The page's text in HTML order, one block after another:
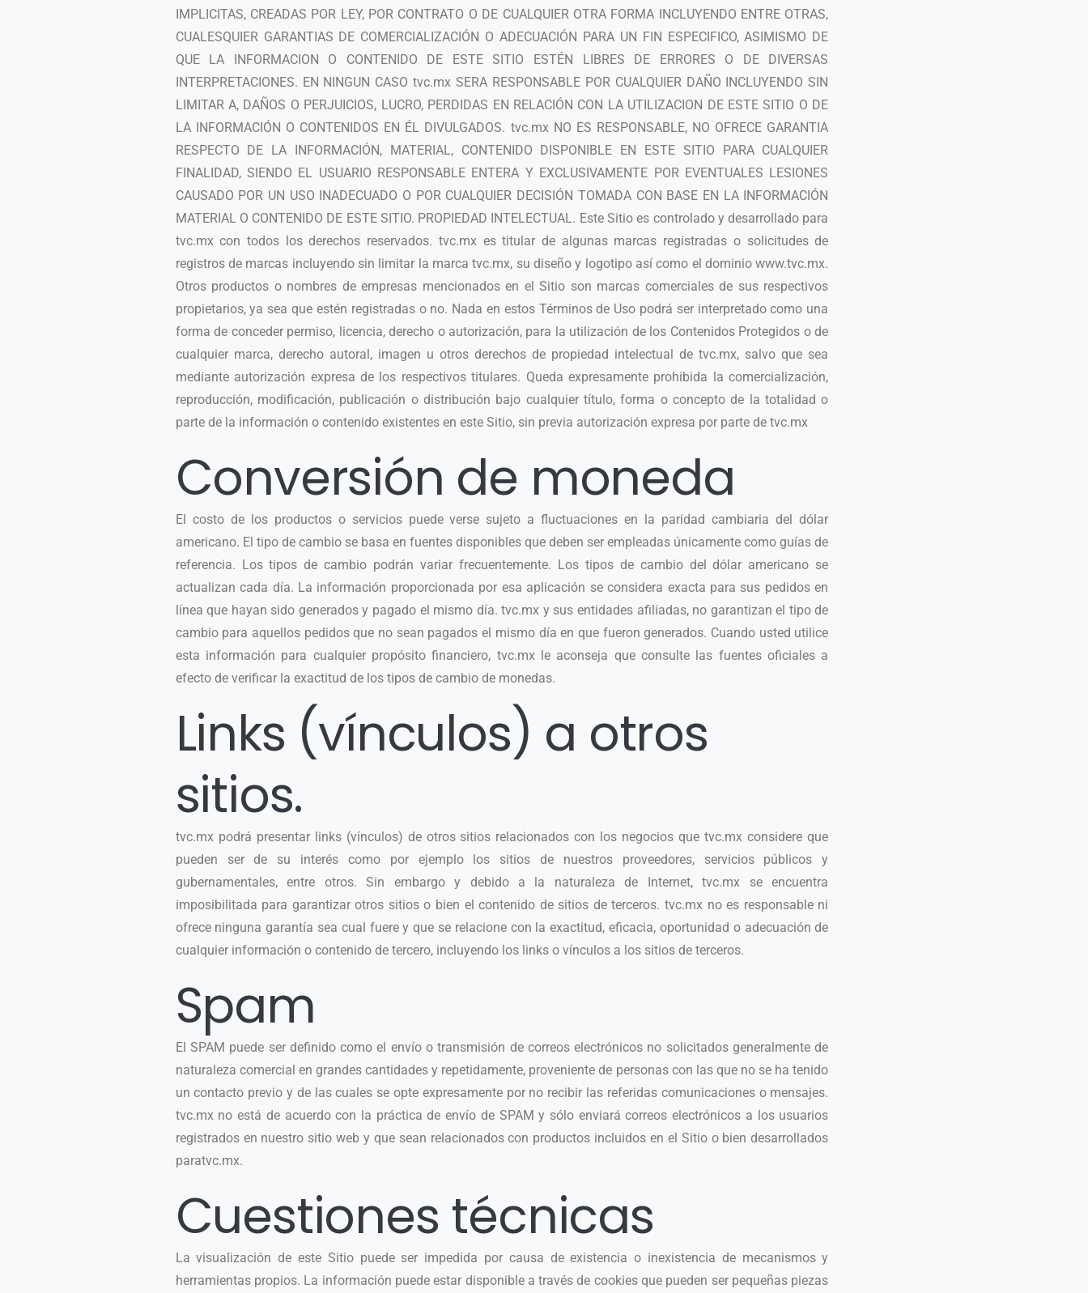
IMPLICITAS, CREADAS POR LEY, POR CONTRATO O DE CUALQUIER OTRA FORMA INCLUYENDO ENTRE OTRAS,
CUALESQUIER GARANTIAS DE COMERCIALIZACIÓN O ADECUACIÓN PARA UN FIN ESPECIFICO, ASIMISMO DE
QUE LA INFORMACION O CONTENIDO DE ESTE SITIO ESTÉN LIBRES DE ERRORES O DE DIVERSAS
INTERPRETACIONES. EN NINGUN CASO tvc.mx SERA RESPONSABLE POR CUALQUIER DAÑO INCLUYENDO SIN
LIMITAR A, DAÑOS O PERJUICIOS, LUCRO, PERDIDAS EN RELACIÓN CON LA UTILIZACION DE ESTE SITIO O DE
LA INFORMACIÓN O CONTENIDOS EN ÉL DIVULGADOS. tvc.mx NO ES RESPONSABLE, NO OFRECE GARANTIA
RESPECTO DE LA INFORMACIÓN, MATERIAL, CONTENIDO DISPONIBLE EN ESTE SITIO PARA CUALQUIER
FINALIDAD, SIENDO EL USUARIO RESPONSABLE ENTERA Y EXCLUSIVAMENTE POR EVENTUALES LESIONES
CAUSADO POR UN USO INADECUADO O POR CUALQUIER DECISIÓN TOMADA CON BASE EN LA INFORMACIÓN
MATERIAL O CONTENIDO DE ESTE SITIO. PROPIEDAD INTELECTUAL. Este Sitio es controlado y desarrollado para
tvc.mx con todos los derechos reservados. tvc.mx es titular de algunas marcas registradas o solicitudes de
registros de marcas incluyendo sin limitar la marca tvc.mx, su diseño y logotipo así como el dominio www.tvc.mx.
Otros productos o nombres de empresas mencionados en el Sitio son marcas comerciales de sus respectivos
propietarios, ya sea que estén registradas o no. Nada en estos Términos de Uso podrá ser interpretado como una
forma de conceder permiso, licencia, derecho o autorización, para la utilización de los Contenidos Protegidos o de
cualquier marca, derecho autoral, imagen u otros derechos de propiedad intelectual de tvc.mx, salvo que sea
mediante autorización expresa de los respectivos titulares. Queda expresamente prohibida la comercialización,
reproducción, modificación, publicación o distribución bajo cualquier título, forma o concepto de la totalidad o
parte de la información o contenido existentes en este Sitio, sin previa autorización expresa por parte de tvc.mx
Conversión de moneda
El costo de los productos o servicios puede verse sujeto a fluctuaciones en la paridad cambiaria del dólar
americano. El tipo de cambio se basa en fuentes disponibles que deben ser empleadas únicamente como guías de
referencia. Los tipos de cambio podrán variar frecuentemente. Los tipos de cambio del dólar americano se
actualizan cada día. La información proporcionada por esa aplicación se considera exacta para sus pedidos en
línea que hayan sido generados y pagado el mismo día. tvc.mx y sus entidades afiliadas, no garantizan el tipo de
cambio para aquellos pedidos que no sean pagados el mismo día en que fueron generados. Cuando usted utilice
esta información para cualquier propósito financiero, tvc.mx le aconseja que consulte las fuentes oficiales a
efecto de verificar la exactitud de los tipos de cambio de monedas.
Links (vínculos) a otros
sitios.
tvc.mx podrá presentar links (vínculos) de otros sitios relacionados con los negocios que tvc.mx considere que
pueden ser de su interés como por ejemplo los sitios de nuestros proveedores, servicios públicos y
gubernamentales, entre otros. Sin embargo y debido a la naturaleza de Internet, tvc.mx se encuentra
imposibilitada para garantizar otros sitios o bien el contenido de sitios de terceros. tvc.mx no es responsable ni
ofrece ninguna garantía sea cual fuere y que se relacione con la exactitud, eficacia, oportunidad o adecuación de
cualquier información o contenido de tercero, incluyendo los links o vínculos a los sitios de terceros.
Spam
El SPAM puede ser definido como el envío o transmisión de correos electrónicos no solicitados generalmente de
naturaleza comercial en grandes cantidades y repetidamente, proveniente de personas con las que no se ha tenido
un contacto previo y de las cuales se opte expresamente por no recibir las referidas comunicaciones o mensajes.
tvc.mx no está de acuerdo con la práctica de envío de SPAM y sólo enviará correos electrónicos a los usuarios
registrados en nuestro sitio web y que sean relacionados con productos incluidos en el Sitio o bien desarrollados
paratvc.mx.
Cuestiones técnicas
La visualización de este Sitio puede ser impedida por causa de existencia o inexistencia de mecanismos y
herramientas propios. La información puede estar disponible a través de cookies que pueden ser pequeñas piezas